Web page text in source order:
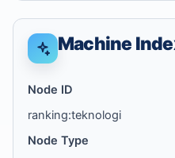
Machine
Node ID
ranking:teknologi
Node Type